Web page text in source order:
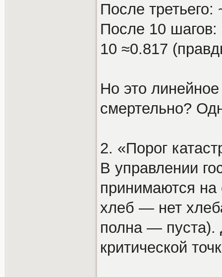
После третьего:
После 10
10 ≈0.817
Но это
смертельно?
2. «Порог
В управлении
принимаются на
хлеб — нет
полна — пуста).
критической